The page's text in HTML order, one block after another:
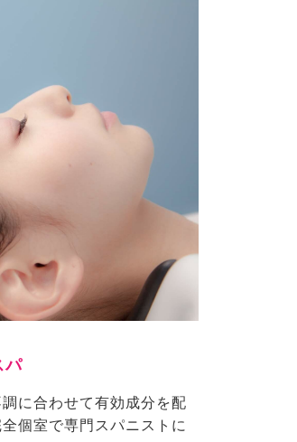
パ
に合わせて有効成分を配
個室で専門スパニストに